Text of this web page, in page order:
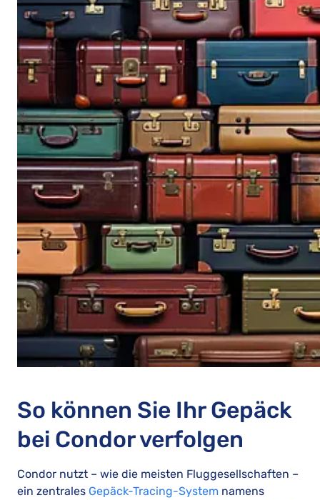
So können Sie Ihr Gepäck
bei Condor verfolgen
Condor nutzt – wie die meisten Fluggesellschaften –
ein zentrales Gepäck-Tracing-System namens